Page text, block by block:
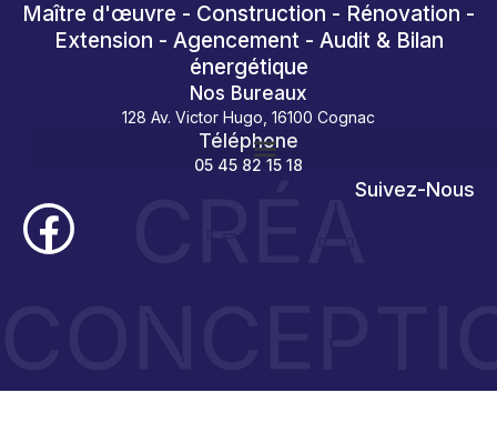
Maître d'œuvre - Construction - Rénovation -
Extension - Agencement - Audit & Bilan
énergétique
Nos Bureaux
128 Av. Victor Hugo, 16100 Cognac
Téléphone
05 45 82 15 18
Suivez-Nous
CRÉA